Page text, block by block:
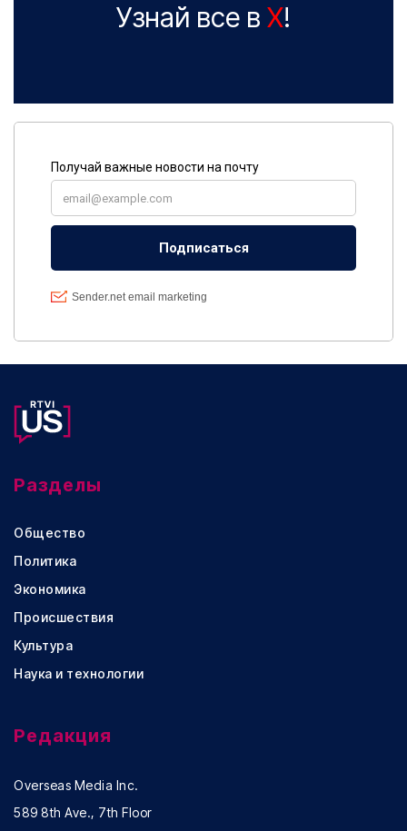
Узнай все в X!
Разделы
Общество
Политика
Экономика
Происшествия
Культура
Наука и технологии
Редакция
Overseas Media Inc.
589 8th Ave., 7th Floor